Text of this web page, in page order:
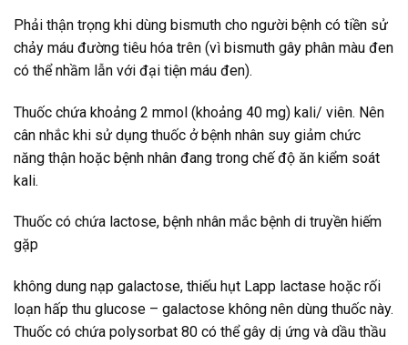
Phải thận trọng khi dùng bismuth cho người bệnh có tiền sử
chảy máu đường tiêu hóa trên (vì bismuth gây phân màu đen
có thể nhầm lẫn với đại tiện máu đen).
Thuốc chứa khoảng 2 mmol (khoảng 40 mg) kali/ viên. Nên
cân nhắc khi sử dụng thuốc ở bệnh nhân suy giảm chức
năng thận hoặc bệnh nhân đang trong chế độ ăn kiểm soát
kali.
Thuốc có chứa lactose, bệnh nhân mắc bệnh di truyền hiếm
gặp
không dung nạp galactose, thiếu hụt Lapp lactase hoặc rối
loạn hấp thu glucose – galactose không nên dùng thuốc này.
Thuốc có chứa polysorbat 80 có thể gây dị ứng và dầu thầu